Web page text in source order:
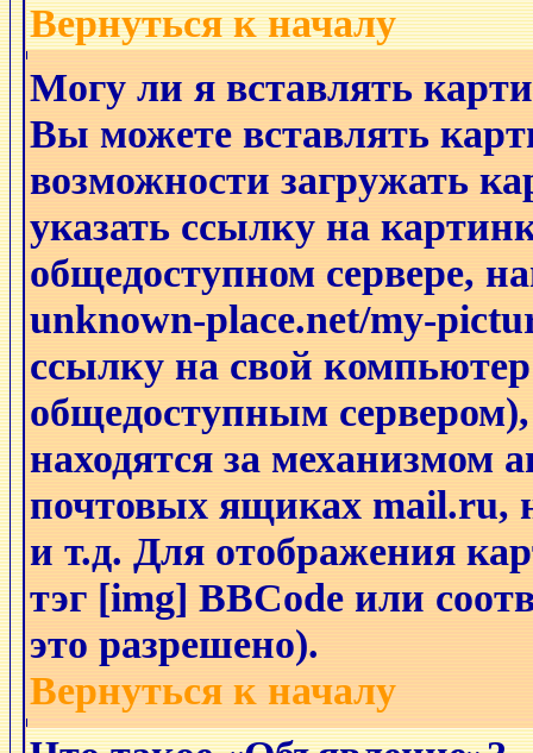
Вернуться к началу
Могу ли я вставлять
Вы можете вставлять
возможности загружать
указать ссылку на
общедоступном сервере,
unknown-place.net/my-
ссылку на свой
общедоступным
находятся за механизмом
почтовых ящиках mail.ru,
и т.д. Для отображения
тэг [img] BBCode или
это разрешено).
Вернуться к началу